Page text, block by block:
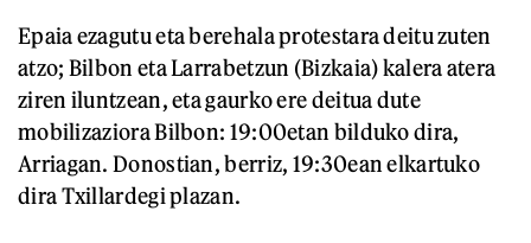
Epaia ezagutu eta berehala protestara deitu zuten
atzo; Bilbon eta Larrabetzun (Bizkaia) kalera atera
ziren iluntzean, eta gaurko ere deitua dute
mobilizaziora Bilbon: 19:00etan bilduko dira,
Arriagan. Donostian, berriz, 19:30ean elkartuko
dira Txillardegi plazan.